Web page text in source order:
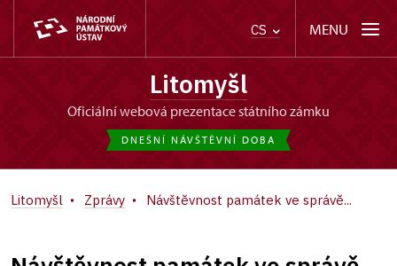
CS MENU
Litomyšl
oficiální webová prezentace státního zámku
DNEŠNÍ NÁVŠTĚVNÍ DOBA
Litomyšl Zprávy Návštěvnost památek ve správě...